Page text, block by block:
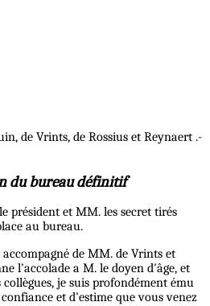
de Vrints, de Rossius et Reynaert .-
du bureau définitif
président et MM. les secret tirés
au bureau.
de MM. de Vrints et
l'accolade a M. le doyen d'âge, et
je suis profondément ému
et d'estime que vous venez